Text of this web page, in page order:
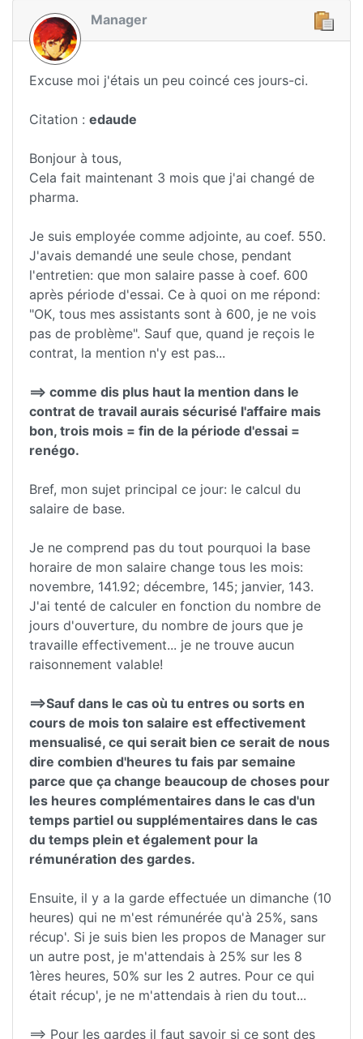
Manager
Excuse moi j'étais un peu coincé ces jours-ci.
Citation : edaude
Bonjour à tous,
Cela fait maintenant 3 mois que j'ai changé de
pharma.
Je suis employée comme adjointe, au coef. 550.
J'avais demandé une seule chose, pendant
l'entretien: que mon salaire passe à coef. 600
après période d'essai. Ce à quoi on me répond:
"OK, tous mes assistants sont à 600, je ne vois
pas de problème". Sauf que, quand je reçois le
contrat, la mention n'y est pas...
==> comme dis plus haut la mention dans le
contrat de travail aurais sécurisé l'affaire mais
bon, trois mois = fin de la période d'essai =
renégo.
Bref, mon sujet principal ce jour: le calcul du
salaire de base.
Je ne comprend pas du tout pourquoi la base
horaire de mon salaire change tous les mois:
novembre, 141.92; décembre, 145; janvier, 143.
J'ai tenté de calculer en fonction du nombre de
jours d'ouverture, du nombre de jours que je
travaille effectivement... je ne trouve aucun
raisonnement valable!
==>Sauf dans le cas où tu entres ou sorts en
cours de mois ton salaire est effectivement
mensualisé, ce qui serait bien ce serait de nous
dire combien d'heures tu fais par semaine
parce que ça change beaucoup de choses pour
les heures complémentaires dans le cas d'un
temps partiel ou supplémentaires dans le cas
du temps plein et également pour la
rémunération des gardes.
Ensuite, il y a la garde effectuée un dimanche (10
heures) qui ne m'est rémunérée qu'à 25%, sans
récup'. Si je suis bien les propos de Manager sur
un autre post, je m'attendais à 25% sur les 8
1ères heures, 50% sur les 2 autres. Pour ce qui
était récup', je ne m'attendais à rien du tout...
==> Pour les gardes il faut savoir si ce sont des